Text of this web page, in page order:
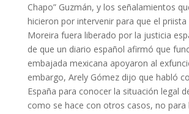
Chapo” Guzmán, y los señalamientos
hicieron por intervenir para que el
Moreira fuera liberado por la justicia
de que un diario español afirmó que
embajada mexicana apoyaron al
embargo, Arely Gómez dijo que habló
España para conocer la situación legal
como se hace con otros casos, no para